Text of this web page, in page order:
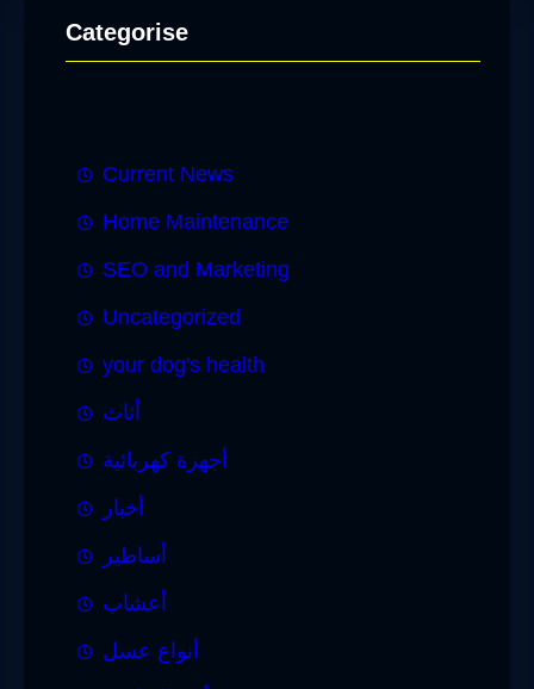
Categorise
Current News
Home Maintenance
SEO and Marketing
Uncategorized
your dog's health
أثاث
أجهزة كهربائية
أخبار
أساطير
أعشاب
أنواع عسل